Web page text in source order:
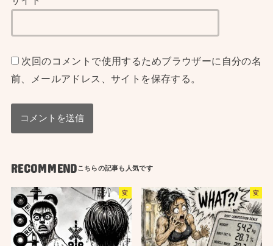
次回のコメントで使用するためブラウザーに自分の名
前、メールアドレス、サイトを保存する。
RECOMMEND
変 変